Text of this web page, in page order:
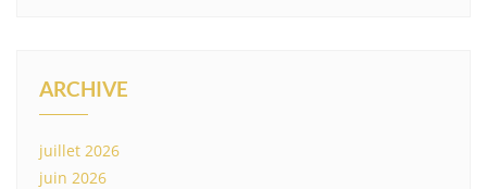
ARCHIVE
juillet 2026
juin 2026